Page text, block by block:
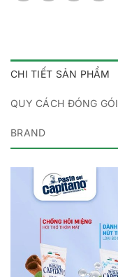
CHI TIẾT SẢN PHẨM
QUY CÁCH ĐÓNG GÓI
BRAND